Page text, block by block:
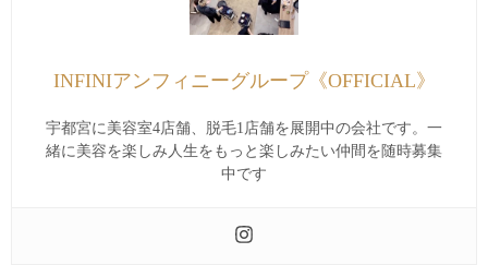
INFINIアンフィニーグループ《OFFICIAL》
宇都宮に美容室4店舗、脱毛1店舗を展開中の会社です。一
緒に美容を楽しみ人生をもっと楽しみたい仲間を随時募集
中です